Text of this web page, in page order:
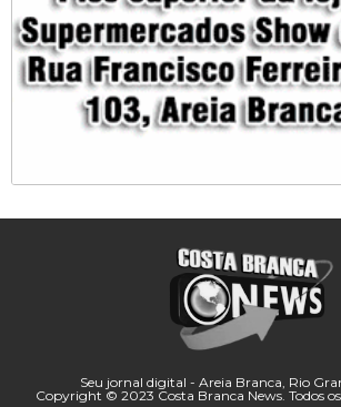
Seu jornal digital - Areia Branca, Rio
Copyright © 2023 Costa Branca News. Todos os